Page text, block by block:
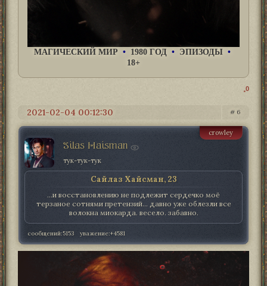
МАГИЧЕСКИЙ МИР • 1980 ГОД • ЭПИЗОДЫ •
18+
0
6
2021-02-04 00:12:30
Silas Haisman
crowley
тук-тук-тук
Сайлаз Хайсман, 23
...и восстановлению не подлежит сердечко моё
терзаное сотнями претензий... давно уже облезли все
волокна миокарда. весело. забавно.
сообщений:5153 уважение:+4581